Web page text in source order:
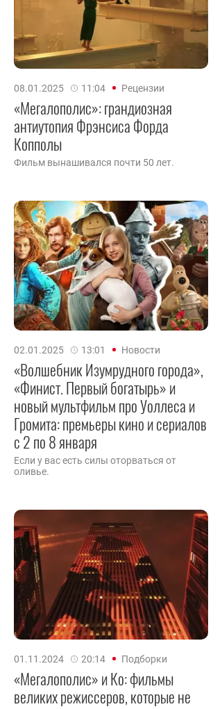
08.01.2025 11:04 Рецензии
«Мегалополис»: грандиозная
антиутопия Фрэнсиса Форда
Копполы
Фильм вынашивался почти 50 лет.
02.01.2025 13:01 Новости
«Волшебник Изумрудного города»,
«Финист. Первый богатырь» и
новый мультфильм про Уоллеса и
Громита: премьеры кино и сериалов
с 2 по 8 января
Если у вас есть силы оторваться от
оливье.
01.11.2024 20:14 Подборки
«Мегалополис» и Ко: фильмы
великих режиссеров, которые не